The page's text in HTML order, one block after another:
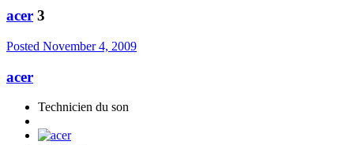
acer 3
Posted November 4, 2009
acer
Technicien du son